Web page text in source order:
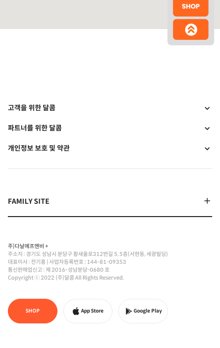
고객을 위한 달콤
파트너를 위한 달콤
개인정보 보호 및 약관
주)다날에프엔비 +
주소지 : 경기도 성남시 분당구 황새울로312번길 5, 5층(서현동, 세광빌딩)
대표이사 : 전기홍 사업자등록번호 : 144-81-09353
통신판매업신고 : 제 2016-성남분당-0680 호
Copyright ⓒ 2022 (주)달콤 All Rights Reserved.
SHOP App Store Google Play